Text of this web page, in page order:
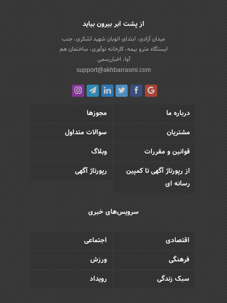
از پشت ابر بیرون بیاید
میدان آزادی، ابتدای اتوبان شهید لشکری، جنب
ایستگاه مترو بیمه، کارخانه نوآوری، ساختمان هم
آوا، اخباررسمی
support@akhbarrasmi.com
درباره ما
مجوزها
مشتریان
سوالات متداول
قوانین و مقررات
وبلاگ
از رپورتاژ آگهی تا کمپین
رسانه ای
رپورتاژ آگهی
سرویس‌های خبری
اقتصادی
اجتماعی
فرهنگی
ورزش
سبک زندگی
رویداد